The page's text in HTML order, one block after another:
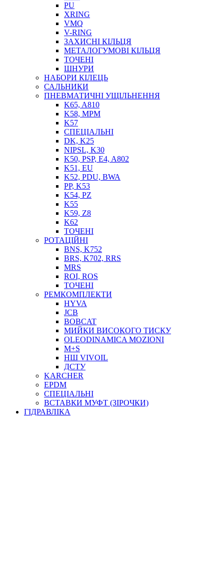
ПІСТОЛЕТИ
НАСОСИ ТА ПОМПИ
НАГНІТАЧІ
МУФТИ (НАСАДКИ) ДЛЯ ШПРИЦІВ
МАСЛЯНКИ, ЛІЙКИ
ПРЕС-МАСЛЯНКИ
ШЛАНГИ, ТРУБКИ
ШПРИЦИ МАСТИЛЬНІ
ТОСОЛ, АНТИФРИЗ
ОЛИВА-ПАЛИВО
ПОВІТРЯ-ВОДА
ДЛЯ ЗВАРЮВАННЯ
НАПІРНО-ВСМОКТУЮЧІ
ФІЛЬТРИ ДЛЯ ПАЛЬНОГО
ПІДДОНИ ДЛЯ БОЧОК
МОДУЛЬНІ АЗС
МЕТРОЛОГІЧНЕ ОБЛАДНАННЯ
ЛІЧИЛЬНИКИ І ВИТРАТОМІРИ ДЛЯ ПАЛЬНОГО
КОТУШКИ ДЛЯ ШЛАНГІВ
PU
XRING
VMQ
V-RING
ЗАХИСНІ КІЛЬЦЯ
МЕТАЛОГУМОВІ КІЛЬЦЯ
ТОЧЕНІ
ШНУРИ
НАБОРИ КІЛЕЦЬ
САЛЬНИКИ
ПНЕВМАТИЧНІ УЩІЛЬНЕННЯ
K65, A810
K58, MPM
K57
СПЕЦІАЛЬНІ
DK, K25
NIPSL, K30
K50, PSP, E4, A802
K51, EU
K52, PDU, BWA
PP, K53
K54, PZ
K55
K59, Z8
K62
ТОЧЕНІ
РОТАЦІЙНІ
BNS, K752
BRS, K702, RRS
MRS
ROI, ROS
ТОЧЕНІ
РЕМКОМПЛЕКТИ
HYVA
JCB
BOBCAT
МИЙКИ ВИСОКОГО ТИСКУ
OLEODINAMICA MOZIONI
M+S
НШ VIVOIL
ДСТУ
KARCHER
EPDM
СПЕЦІАЛЬНІ
ВСТАВКИ МУФТ (ЗІРОЧКИ)
ГІДРАВЛІКА